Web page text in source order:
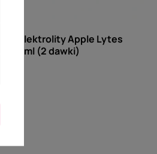
Elektrolity Apple Lytes
ml (2 dawki)